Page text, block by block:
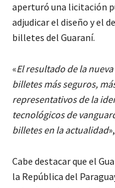
aperturó una licitación
adjudicar el diseño y el
billetes del Guaraní.
«El resultado de la
billetes más seguros,
representativos de la
tecnológicos de
billetes en la actualidad
Cabe destacar que el
la República del